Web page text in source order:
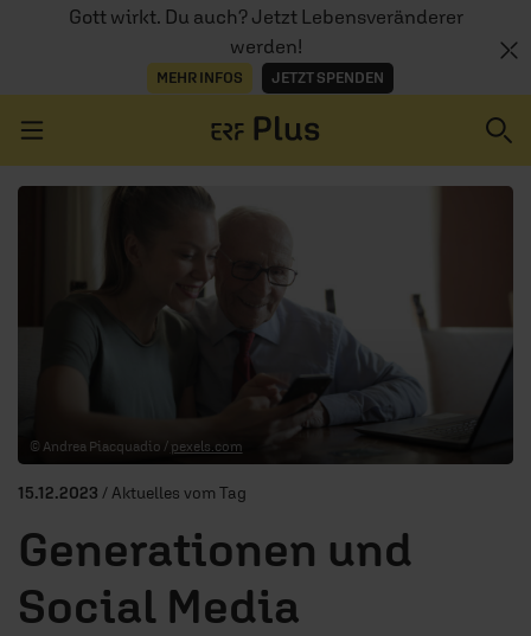
Gott wirkt. Du auch? Jetzt Lebensveränderer
werden!
MEHR INFOS JETZT SPENDEN
ERZÄHL MAL
AUDIOTHEK
© Andrea Piacquadio / pexels.com
15.12.2023 / Aktuelles vom Tag
Generationen und
Social Media